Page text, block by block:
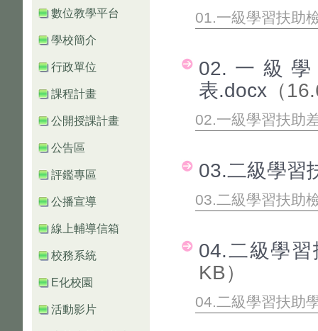
數位教學平台
學校簡介
行政單位
課程計畫
公開授課計畫
公告區
評鑑專區
公播宣導
線上輔導信箱
校務系統
E化校園
活動影片
01.一級學習扶助
02.一級
表.docx （
02.一級學習扶助
03.二級學習
03.二級學習扶助
04.二級學
KB）
04.二級學習扶助